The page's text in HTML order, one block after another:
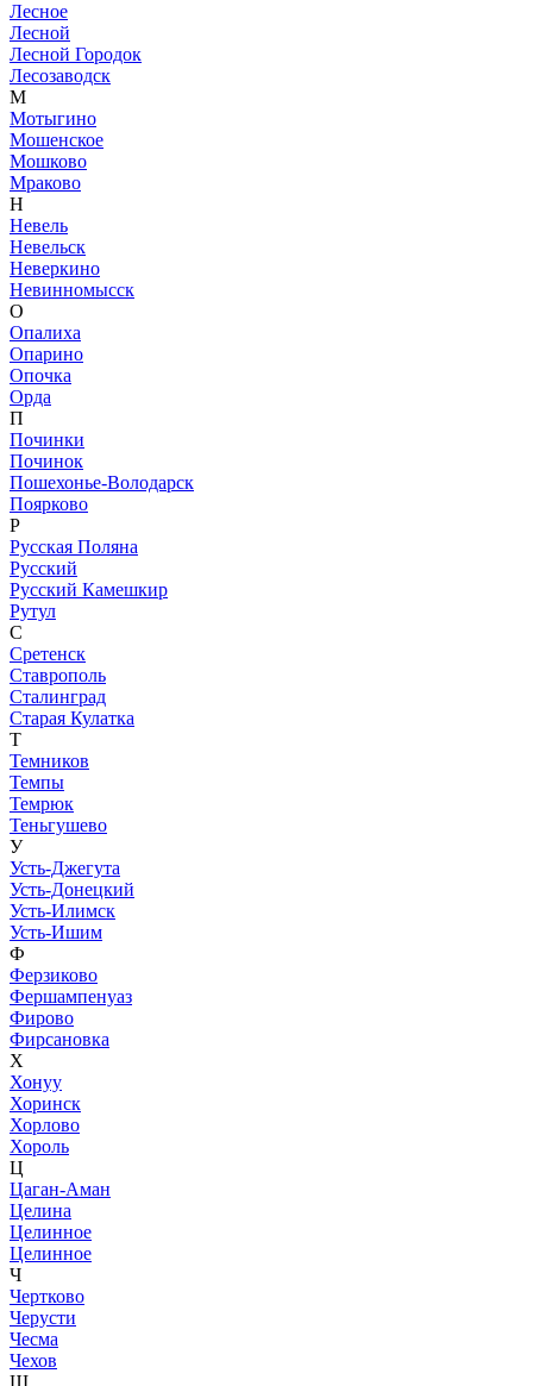
Лесное
Лесной
Лесной Городок
Лесозаводск
М
Мотыгино
Мошенское
Мошково
Мраково
Н
Невель
Невельск
Неверкино
Невинномысск
О
Опалиха
Опарино
Опочка
Орда
П
Починки
Починок
Пошехонье-Володарск
Поярково
Р
Русская Поляна
Русский
Русский Камешкир
Рутул
С
Сретенск
Ставрополь
Сталинград
Старая Кулатка
Т
Темников
Темпы
Темрюк
Теньгушево
У
Усть-Джегута
Усть-Донецкий
Усть-Илимск
Усть-Ишим
Ф
Ферзиково
Фершампенуаз
Фирово
Фирсановка
Х
Хонуу
Хоринск
Хорлово
Хороль
Ц
Цаган-Аман
Целина
Целинное
Целинное
Ч
Чертково
Черусти
Чесма
Чехов
Ш